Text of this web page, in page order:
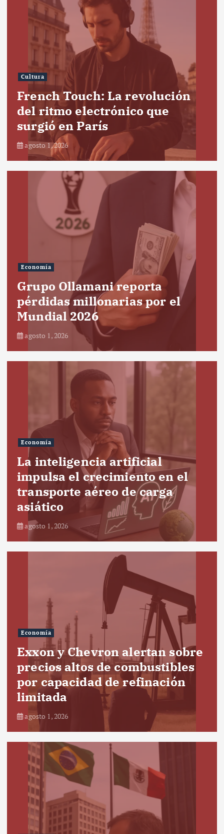
Cultura
French Touch: La revolución
del ritmo electrónico que
surgió en París
agosto 1, 2026
Economía
Grupo Ollamani reporta
pérdidas millonarias por el
Mundial 2026
agosto 1, 2026
Economía
La inteligencia artificial
impulsa el crecimiento en el
transporte aéreo de carga
asiático
agosto 1, 2026
Economía
Exxon y Chevron alertan sobre
precios altos de combustibles
por capacidad de refinación
limitada
agosto 1, 2026